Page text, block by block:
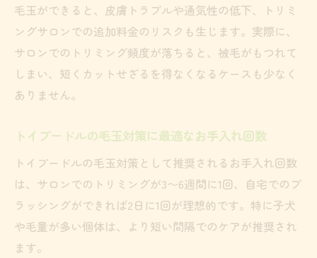
毛玉ができると、皮膚トラブルや通気性の低下、トリミ
ングサロンでの追加料金のリスクも生じます。実際に、
サロンでのトリミング頻度が落ちると、被毛がもつれて
しまい、短くカットせざるを得なくなるケースも少なく
ありません。
トイプードルの毛玉対策に最適なお手入れ回数
トイプードルの毛玉対策として推奨されるお手入れ回数
は、サロンでのトリミングが3〜6週間に1回、自宅でのブ
ラッシングができれば2日に1回が理想的です。特に子犬
や毛量が多い個体は、より短い間隔でのケアが推奨され
ます。